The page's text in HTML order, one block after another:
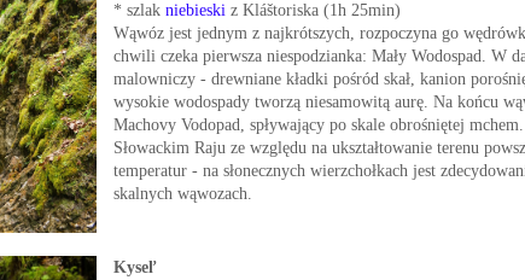
* szlak niebieskiz Kláštoriska (1h 25min)
Wąwóz jest jednym z najkrótszych, rozpoczyna go
chwili czeka pierwsza niespodzianka: Mały Wodospad. W
malowniczy - drewniane kładki pośród skał, kanion
wysokie wodospady tworzą niesamowitą aurę. Na końcu
Machovy Vodopad, spływający po skale obrośniętej
Słowackim Raju ze względu na ukształtowanie terenu
temperatur - na słonecznych wierzchołkach jest
skalnych wąwozach.
Kyseľ